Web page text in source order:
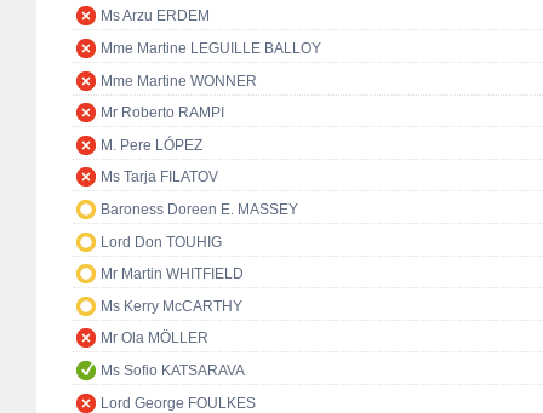
Ms Arzu ERDEM
Mme Martine LEGUILLE BALLOY
Mme Martine WONNER
Mr Roberto RAMPI
M. Pere LÓPEZ
Ms Tarja FILATOV
Baroness Doreen E. MASSEY
Lord Don TOUHIG
Mr Martin WHITFIELD
Ms Kerry McCARTHY
Mr Ola MÖLLER
Ms Sofio KATSARAVA
Lord George FOULKES